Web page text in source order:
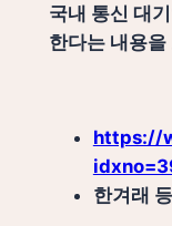
국내 통신 대
한다는 내용
https://
한겨래